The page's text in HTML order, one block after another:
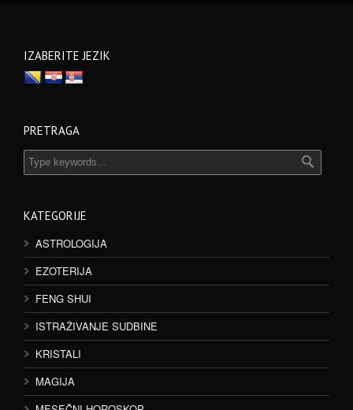
IZABERITE JEZIK
PRETRAGA
KATEGORIJE
ASTROLOGIJA
EZOTERIJA
FENG SHUI
ISTRAŽIVANJE SUDBINE
KRISTALI
MAGIJA